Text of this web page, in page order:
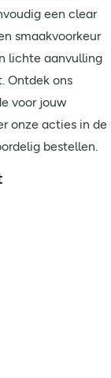
een clear
smaakvoorkeur
lichte aanvulling
Ontdek ons
voor jouw
onze acties in de
bestellen.